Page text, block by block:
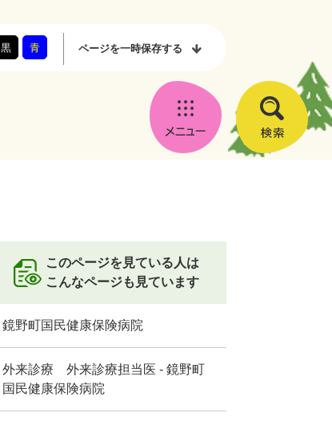
黒 青 ページを一時保存する
メ
ニ
検
索
このページを見ている人は
こんなページも見ています
鏡野町国民健康保険病院
外来診療 外来診療担当医 - 鏡野町
国民健康保険病院